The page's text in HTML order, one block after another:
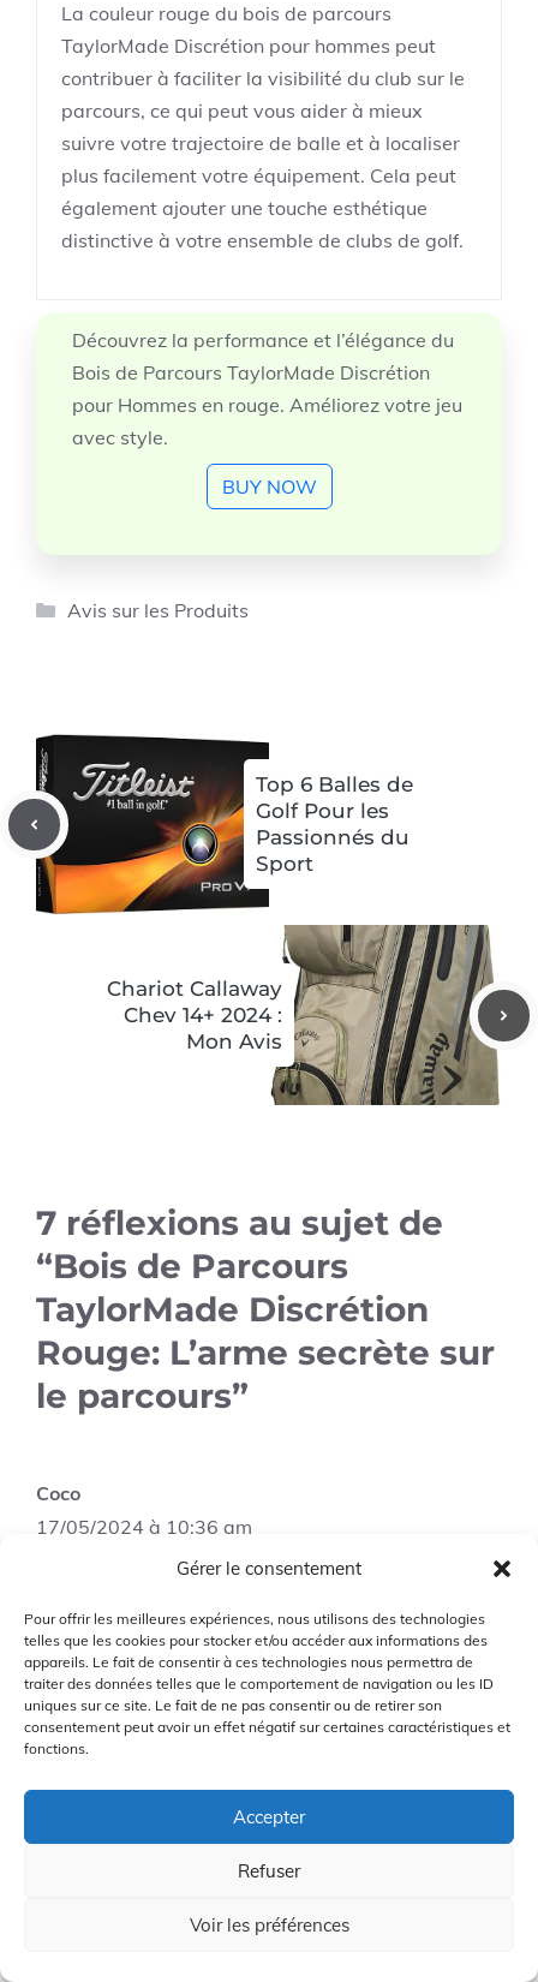
Gérer le consentement
Pour offrir les meilleures expériences, nous utilisons des technologies
telles que les cookies pour stocker et/ou accéder aux informations des
appareils. Le fait de consentir à ces technologies nous permettra de
traiter des données telles que le comportement de navigation ou les ID
uniques sur ce site. Le fait de ne pas consentir ou de retirer son
consentement peut avoir un effet négatif sur certaines caractéristiques et
fonctions.
Accepter
Refuser
Voir les préférences
La couleur rouge du bois de parcours
TaylorMade Discrétion pour hommes peut
contribuer à faciliter la visibilité du club sur le
parcours, ce qui peut vous aider à mieux
suivre votre trajectoire de balle et à localiser
plus facilement votre équipement. Cela peut
également ajouter une touche esthétique
distinctive à votre ensemble de clubs de golf.
Découvrez la performance et l’élégance du
Bois de Parcours TaylorMade Discrétion
pour Hommes en rouge. Améliorez votre jeu
avec style.
BUY NOW
Catégories
Avis sur les Produits
Top 6 Balles de
Golf Pour les
Passionnés du
Sport
Chariot Callaway
Chev 14+ 2024 :
Mon Avis
7 réflexions au sujet de
“Bois de Parcours
TaylorMade Discrétion
Rouge: L’arme secrète sur
le parcours”
Coco
17/05/2024 à 10:36 am
Merci pour cette revue détaillée! J’apprécie
vraiment les informations sur les
fonctionnalités avancées de ce bois de
parcours.